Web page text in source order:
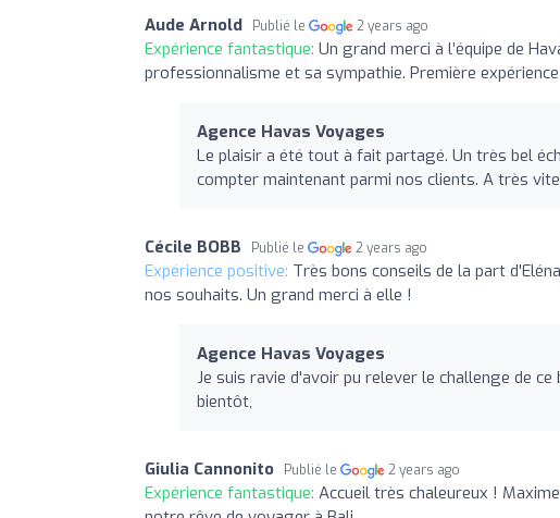
Aude Arnold Publié le 2 years ago
Expérience fantastique: Un grand merci à l’équipe de
professionnalisme et sa sympathie. Première
Agence Havas Voyages
Le plaisir a été tout à fait partagé. Un très bel
compter maintenant parmi nos clients. A très
Cécile BOBB Publié le 2 years ago
Expérience positive: Très bons conseils de la part
nos souhaits. Un grand merci à elle !
Agence Havas Voyages
Je suis ravie d'avoir pu relever le challenge de
bientôt,
Giulia Cannonito Publié le 2 years ago
Expérience fantastique: Accueil très chaleureux !